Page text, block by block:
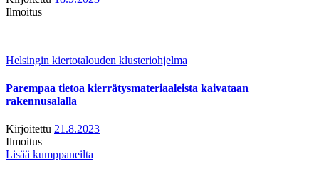
Ilmoitus
Helsingin kiertotalouden klusteriohjelma
Parempaa tietoa kierrätysmateriaaleista kaivataan
rakennusalalla
Kirjoitettu 21.8.2023
Ilmoitus
Lisää kumppaneilta